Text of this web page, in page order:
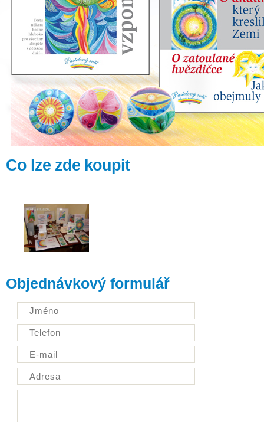
Co lze zde koupit
Objednávkový formulář